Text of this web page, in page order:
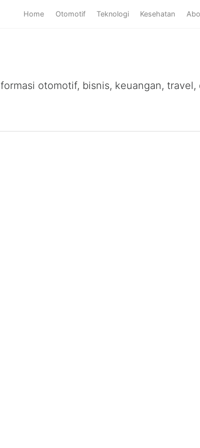
Home Otomotif Teknologi Kesehatan
otomotif, bisnis, keuangan,